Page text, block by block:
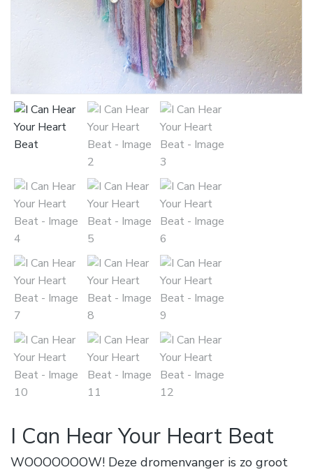
I Can Hear Your Heart Beat
WOOOOOOOW! Deze dromenvanger is zo groot